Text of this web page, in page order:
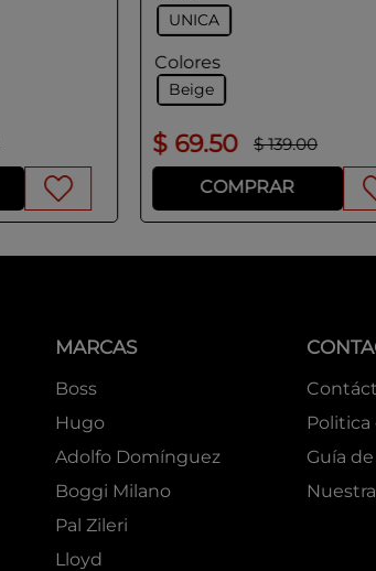
UNICA
Colores
Beige
$ 69.50 $ 139.00
COMPRAR
MARCAS
Boss
Hugo
Adolfo Domínguez
Boggi Milano
Pal Zileri
Lloyd
Guía